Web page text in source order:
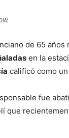
de 65
en la
calificó como
fue
que